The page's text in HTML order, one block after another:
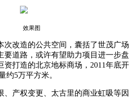
效果图
次改造的公共空间，囊括了世茂广场
要道路，或许有望助力项目进一步盘
资打造的北京地标商场，2011年底开
约5万平方米。
、产权变更、太古里的商业虹吸等因